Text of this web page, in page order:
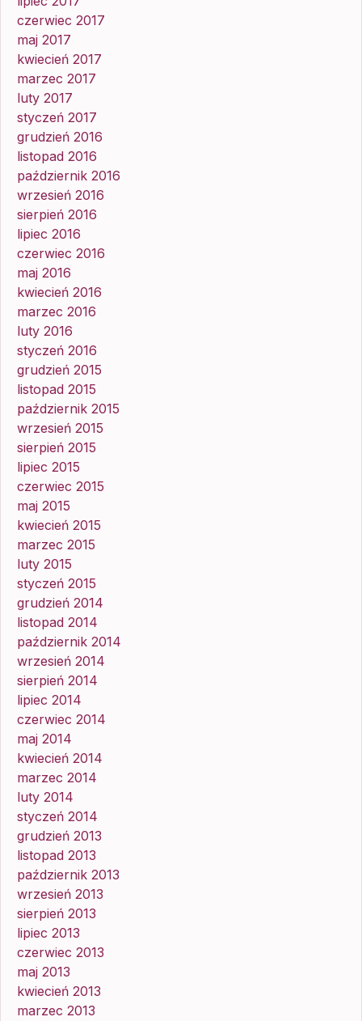
czerwiec 2017
maj 2017
kwiecień 2017
marzec 2017
luty 2017
styczeń 2017
grudzień 2016
listopad 2016
październik 2016
wrzesień 2016
sierpień 2016
lipiec 2016
czerwiec 2016
maj 2016
kwiecień 2016
marzec 2016
luty 2016
styczeń 2016
grudzień 2015
listopad 2015
październik 2015
wrzesień 2015
sierpień 2015
lipiec 2015
czerwiec 2015
maj 2015
kwiecień 2015
marzec 2015
luty 2015
styczeń 2015
grudzień 2014
listopad 2014
październik 2014
wrzesień 2014
sierpień 2014
lipiec 2014
czerwiec 2014
maj 2014
kwiecień 2014
marzec 2014
luty 2014
styczeń 2014
grudzień 2013
listopad 2013
październik 2013
wrzesień 2013
sierpień 2013
lipiec 2013
czerwiec 2013
maj 2013
kwiecień 2013
marzec 2013